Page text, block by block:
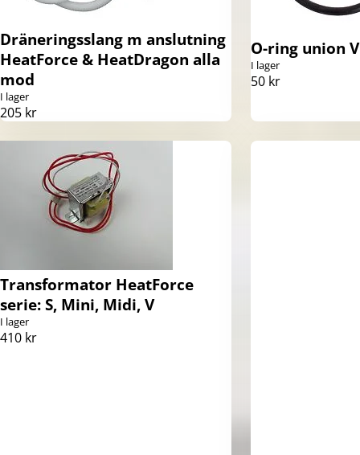
Dräneringsslang m anslutning
HeatForce & HeatDragon alla
mod
I lager
205 kr
O-ring union
I lager
50 kr
Transformator HeatForce
serie: S, Mini, Midi, V
I lager
410 kr